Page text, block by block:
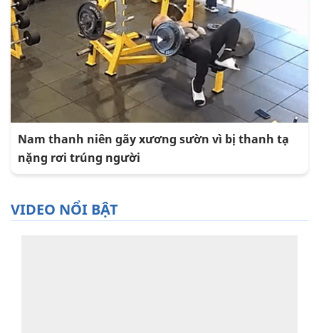
Nam thanh niên gãy xương sườn vì bị thanh tạ
nặng rơi trúng người
VIDEO NỔI BẬT